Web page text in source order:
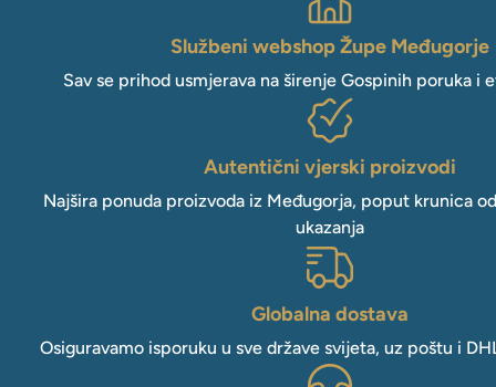
Službeni webshop Župe Međugorje
Sav se prihod usmjerava na širenje Gospinih poruka i
Autentični vjerski proizvodi
Najšira ponuda proizvoda iz Međugorja, poput krunica
ukazanja
Globalna dostava
Osiguravamo isporuku u sve države svijeta, uz poštu i